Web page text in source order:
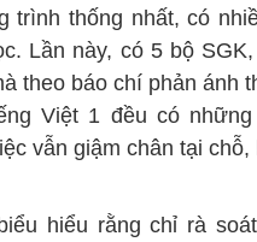
trình thống nhất, có
Lần này, có 5 bộ
theo báo chí phản ánh
Việt 1 đều có
vẫn giậm chân tại chỗ,
hiểu rằng chỉ rà